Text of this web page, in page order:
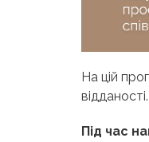
На цій
відданості.
Під час